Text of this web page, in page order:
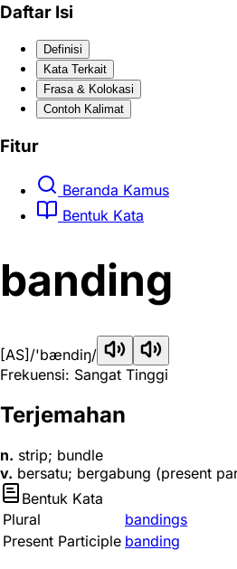
Daftar Isi
Definisi
Kata Terkait
Frasa & Kolokasi
Contoh Kalimat
Fitur
Beranda Kamus
Bentuk Kata
banding
[AS] /'bændiŋ/
Frekuensi: Sangat Tinggi
Terjemahan
n. strip; bundle
v. bersatu; bergabung (present
Bentuk Kata
Plural
bandings
Present Participle banding